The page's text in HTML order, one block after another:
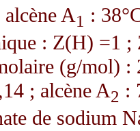
alcène A1 :
: Z(H) =1
(g/mol)
; alcène A2 :
de sodium